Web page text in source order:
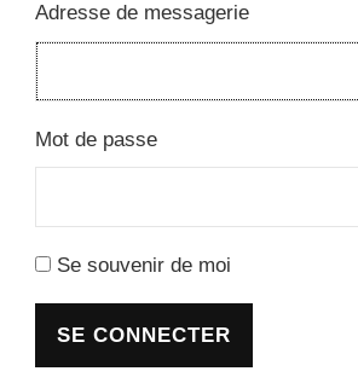
Adresse de messagerie
Mot de passe
Se souvenir de moi
SE CONNECTER